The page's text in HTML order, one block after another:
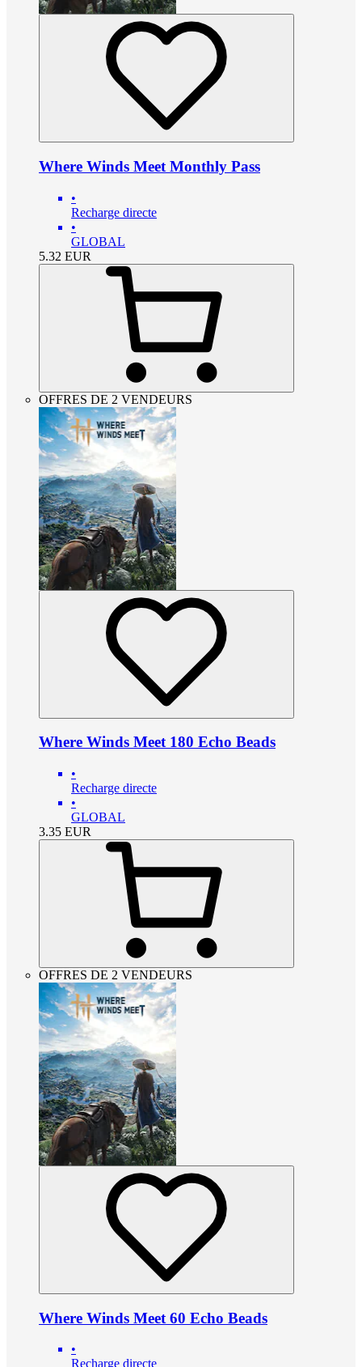
Where Winds Meet Monthly Pass
•
Recharge directe
•
GLOBAL
5.32 EUR
OFFRES DE 2 VENDEURS
Where Winds Meet 180 Echo Beads
•
Recharge directe
•
GLOBAL
3.35 EUR
OFFRES DE 2 VENDEURS
Where Winds Meet 60 Echo Beads
•
Recharge directe